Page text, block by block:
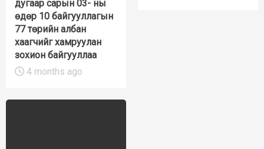
дугаар сарын 03- ны
өдөр 10 байгууллагын
77 төрийн албан
хаагчийг хамруулан
зохион байгууллаа
4 months ago